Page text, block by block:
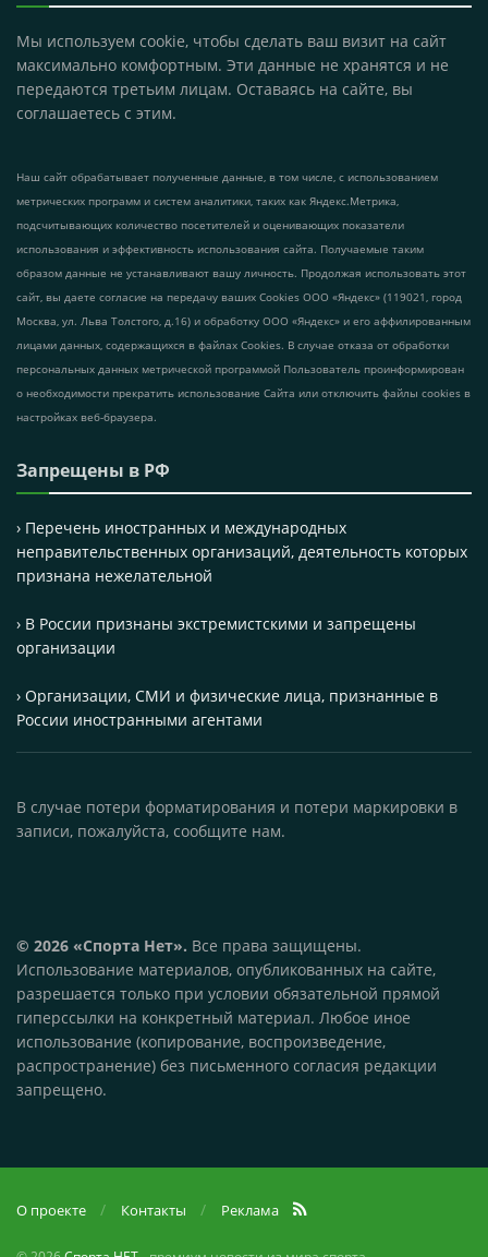
Мы используем cookie, чтобы сделать ваш визит на сайт
максимально комфортным. Эти данные не хранятся и не
передаются третьим лицам. Оставаясь на сайте, вы
соглашаетесь с этим.
Наш сайт обрабатывает полученные данные, в том числе, с использованием
метрических программ и систем аналитики, таких как Яндекс.Метрика,
подсчитывающих количество посетителей и оценивающих показатели
использования и эффективность использования сайта. Получаемые таким
образом данные не устанавливают вашу личность. Продолжая использовать этот
сайт, вы даете согласие на передачу ваших Cookies ООО «Яндекс» (119021, город
Москва, ул. Льва Толстого, д.16) и обработку ООО «Яндекс» и его аффилированным
лицами данных, содержащихся в файлах Cookies. В случае отказа от обработки
персональных данных метрической программой Пользователь проинформирован
о необходимости прекратить использование Сайта или отключить файлы cookies в
настройках веб-браузера.
Запрещены в РФ
› Перечень иностранных и международных
неправительственных организаций, деятельность которых
признана нежелательной
› В России признаны экстремистскими и запрещены
организации
› Организации, СМИ и физические лица, признанные в
России иностранными агентами
В случае потери форматирования и потери маркировки в
записи, пожалуйста, сообщите нам.
© 2026 «Спорта Нет». Все права защищены.
Использование материалов, опубликованных на сайте,
разрешается только при условии обязательной прямой
гиперссылки на конкретный материал. Любое иное
использование (копирование, воспроизведение,
распространение) без письменного согласия редакции
запрещено.
О проекте Контакты Реклама